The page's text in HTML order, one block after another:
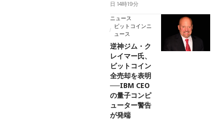
日 14時19分
ニュース
ビットコインニ
ュース
逆神ジム・ク
レイマー氏、
ビットコイン
全売却を表明
──IBM CEO
の量子コンピ
ューター警告
が発端